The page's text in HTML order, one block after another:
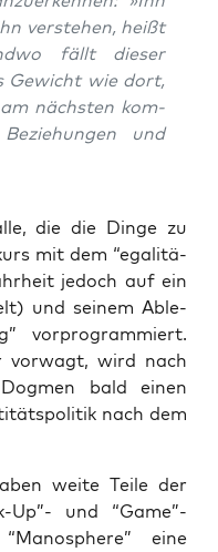
ver­ste­hen, heißt
fällt die­ser
Gewicht wie dort,
nächs­ten kom­
und
die die Din­ge zu
mit dem “ega­li­tä­
jedoch auf ein
und sei­nem Able­
vor­pro­gram­miert.
vor­wagt, wird nach
bald einen
nach dem
wei­te Tei­le der
und “Game”-
eine